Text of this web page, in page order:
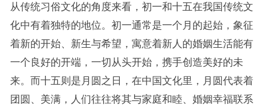
从传统习俗文化的角度来看，初一和十五在我国传统文
化中有着独特的地位。初一通常是一个月的起始，象征
着新的开始、新生与希望，寓意着新人的婚姻生活能有
一个良好的开端，一切从头开始，携手创造美好的未
来。而十五则是月圆之日，在中国文化里，月圆代表着
团圆、美满，人们往往将其与家庭和睦、婚姻幸福联系